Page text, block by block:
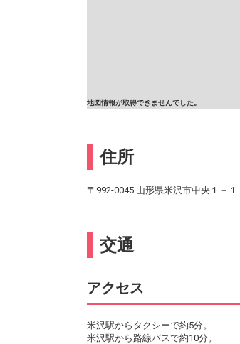
地図情報が取得できませんでした。
住所
〒992-0045 山形県米沢市中央１－１
交通
アクセス
米沢駅からタクシーで約5分。
米沢駅から路線バスで約10分。